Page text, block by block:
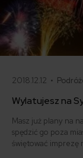
2018.12.12 •
Wylatujesz na
Masz już plany na
spędzić go poza
świętować imprezę